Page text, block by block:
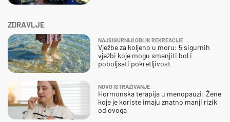
ZDRAVLJE
NAJSIGURNIJI OBLIK REKREACIJE
Vježbe za koljeno u moru: 5 sigurnih
vježbi koje mogu smanjiti bol i
poboljšati pokretljivost
NOVO ISTRAŽIVANJE
Hormonska terapija u menopauzi: Žene
koje je koriste imaju znatno manji rizik
od ovoga